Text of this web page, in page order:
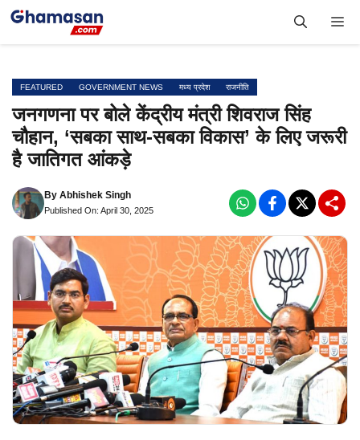
Skip
FEATURED GOVERNMENT NEWS मध्य प्रदेश राजनीति
जनगणना पर बोले केंद्रीय मंत्री शिवराज सिंह
चौहान, ‘सबका साथ-सबका विकास’ के लिए जरूरी
है जातिगत आंकड़े
By Abhishek Singh
Published On: April 30, 2025